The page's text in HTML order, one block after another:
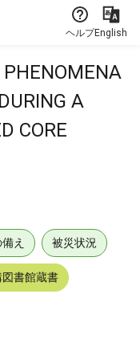
ヘルプEnglish
PHENOMENA
A
CORE
え 被災状況
書館蔵書